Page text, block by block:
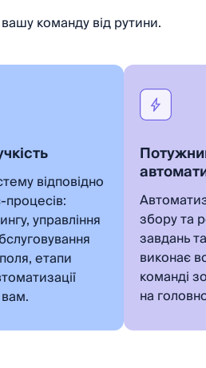
команду від рутини.
відповідно
процесів:
управління
етапи
збору та
завдань
виконає
команді
на